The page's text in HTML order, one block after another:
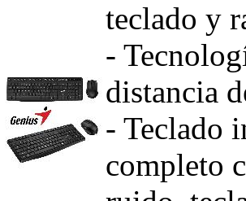
teclado y
-
distancia
- Teclado
completo